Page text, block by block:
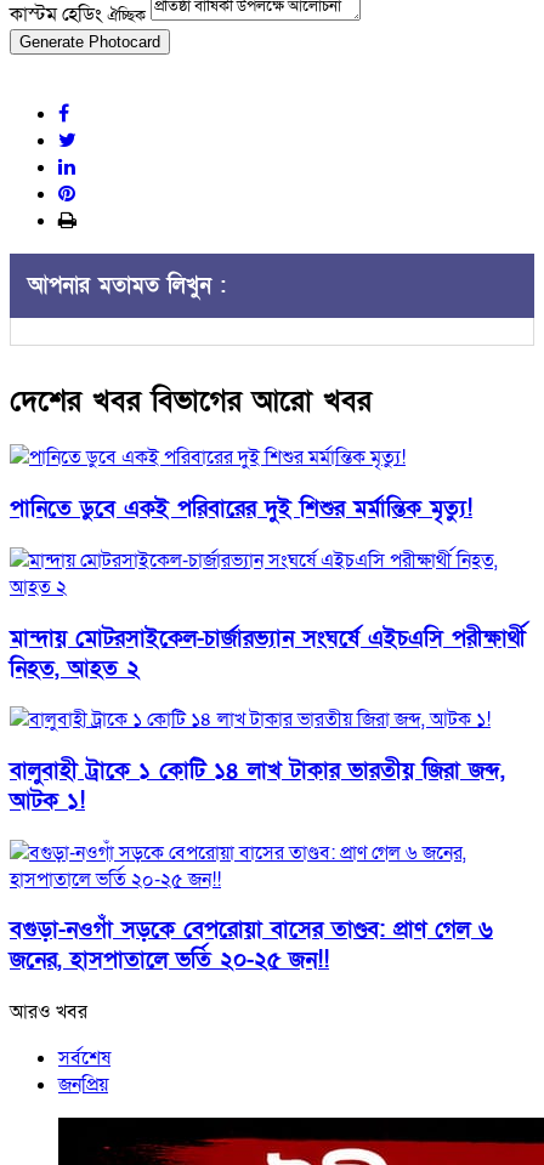
কাস্টম হেডিংঐচ্ছিক
Generate Photocard
আপনার মতামত লিখুন :
দেশের খবর বিভাগের আরো খবর
পানিতে ডুবে একই পরিবারের দুই শিশুর মর্মান্তিক মৃত্যু!
মান্দায় মোটরসাইকেল-চার্জারভ্যান সংঘর্ষে এইচএসি পরীক্ষার্থী
নিহত, আহত ২
বালুবাহী ট্রাকে ১ কোটি ১৪ লাখ টাকার ভারতীয় জিরা জব্দ,
আটক ১!
বগুড়া-নওগাঁ সড়কে বেপরোয়া বাসের তাণ্ডব: প্রাণ গেল ৬
জনের, হাসপাতালে ভর্তি ২০-২৫ জন!!
আরও খবর
সর্বশেষ
জনপ্রিয়